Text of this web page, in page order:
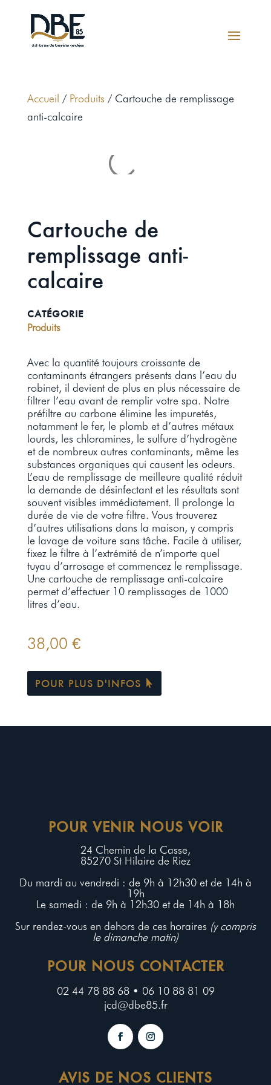
Accueil / Produits / Cartouche de remplissage
anti-calcaire
Cartouche de
remplissage anti-
calcaire
CATÉGORIE
Produits
Avec la quantité toujours croissante de
contaminants étrangers présents dans l’eau du
robinet, il devient de plus en plus nécessaire de
filtrer l’eau avant de remplir votre spa. Notre
préfiltre au carbone élimine les impuretés,
notamment le fer, le plomb et d’autres métaux
lourds, les chloramines, le sulfure d’hydrogène
et de nombreux autres contaminants, même les
substances organiques qui causent les odeurs.
L’eau de remplissage de meilleure qualité réduit
la demande de désinfectant et les résultats sont
souvent visibles immédiatement. Il prolonge la
durée de vie de votre filtre. Vous trouverez
d’autres utilisations dans la maison, y compris
le lavage de voiture sans tâche. Facile à utiliser,
fixez le filtre à l’extrémité de n’importe quel
tuyau d’arrosage et commencez le remplissage.
Une cartouche de remplissage anti-calcaire
permet d’effectuer 10 remplissages de 1000
litres d’eau.
38,00 €
POUR PLUS D'INFOS
POUR VENIR NOUS VOIR
24 Chemin de la Casse,
85270 St Hilaire de Riez
Du mardi au vendredi : de 9h à 12h30 et de 14h à
19h
Le samedi : de 9h à 12h30 et de 14h à 18h
Sur rendez-vous en dehors de ces horaires (y compris
le dimanche matin)
POUR NOUS CONTACTER
02 44 78 88 68 • 06 10 88 81 09
jcd@dbe85.fr
AVIS DE NOS CLIENTS